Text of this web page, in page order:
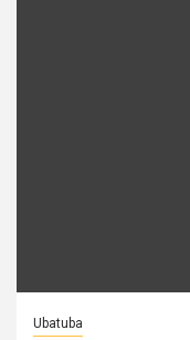
Ubatuba